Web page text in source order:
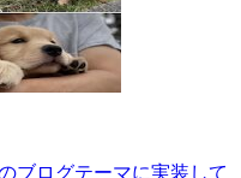
のブログテーマに実装して